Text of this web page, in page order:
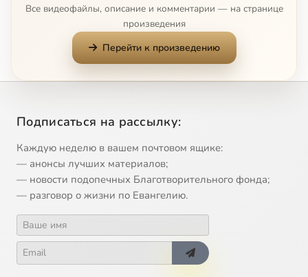
9 Если Бог в душе, зачем ходить в храм?
Кто мы и куда мы идём
11 Национальная идея России
12 Пятидесятница
Поиск человеком смысла жизни
14 Познание человеком Бога
15 Православие в современной России
16
Все видеофайлы, описание и комментарии — на странице
произведения
Перейти к произведению
Подписаться на рассылку:
Каждую неделю в вашем почтовом ящике:
— анонсы лучших материалов;
— новости подопечных Благотворительного фонда;
— разговор о жизни по Евангелию.